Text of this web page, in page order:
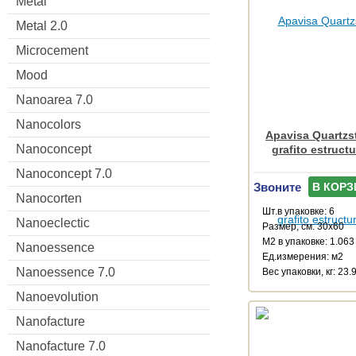
Metal 2.0
Microcement
Mood
Nanoarea 7.0
Nanocolors
Nanoconcept
Nanoconcept 7.0
Nanocorten
Nanoeclectic
Nanoessence
Nanoessence 7.0
Nanoevolution
Nanofacture
Nanofacture 7.0
Apavisa
grafito
Звоните В
Шт.в упаковке: 6
Размер, см: 30x60
М2 в упаковке: 1.063
Ед.измерения: м2
Веc упаковки, кг: